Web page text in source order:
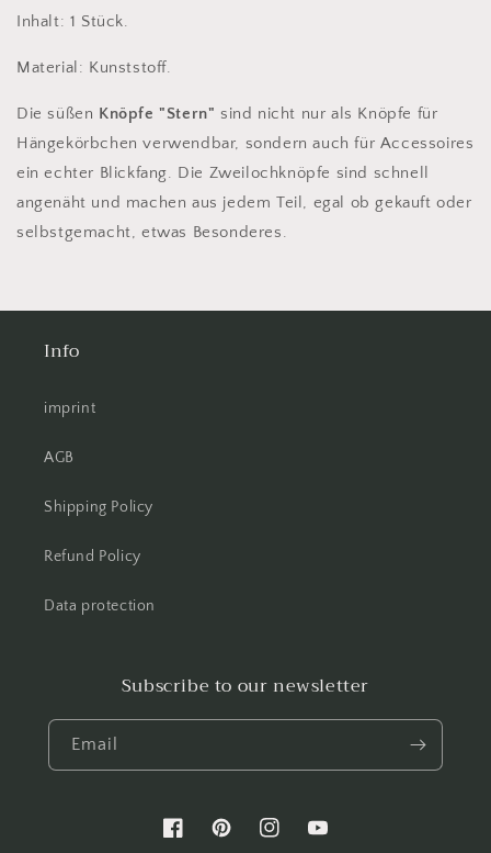
Inhalt: 1 Stück.
Material: Kunststoff.
Die süßen Knöpfe "Stern" sind nicht nur als Knöpfe für
Hängekörbchen verwendbar, sondern auch für Accessoires
ein echter Blickfang. Die Zweilochknöpfe sind schnell
angenäht und machen aus jedem Teil, egal ob gekauft oder
selbstgemacht, etwas Besonderes.
Info
imprint
AGB
Shipping Policy
Refund Policy
Data protection
Subscribe to our newsletter
Email
FacebookPinterestInstagramYouTube